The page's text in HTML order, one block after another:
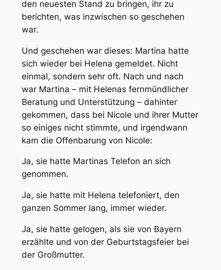
den neuesten Stand zu bringen, ihr zu
berichten, was inzwischen so geschehen
war.
Und geschehen war dieses: Martina hatte
sich wieder bei Helena gemeldet. Nicht
einmal, sondern sehr oft. Nach und nach
war Martina – mit Helenas fernmündlicher
Beratung und Unterstützung – dahinter
gekommen, dass bei Nicole und ihrer Mutter
so einiges nicht stimmte, und irgendwann
kam die Offenbarung von Nicole:
Ja, sie hatte Martinas Telefon an sich
genommen.
Ja, sie hatte mit Helena telefoniert, den
ganzen Sommer lang, immer wieder.
Ja, sie hatte gelogen, als sie von Bayern
erzählte und von der Geburtstagsfeier bei
der Großmutter.